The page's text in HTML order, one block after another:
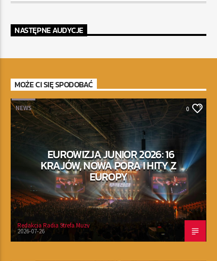
NASTĘPNE AUDYCJE
MOŻE CI SIĘ SPODOBAĆ
NEWS 0
EUROWIZJA JUNIOR 2026: 16
KRAJÓW, NOWA PORA I HITY Z
EUROPY
Redakcja Radia Strefa Muzy
2026-07-26